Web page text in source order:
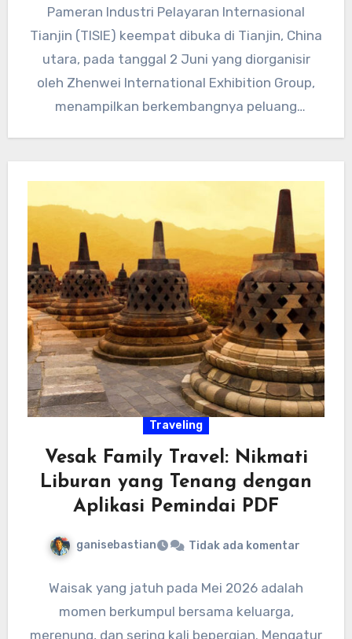
Pameran Industri Pelayaran Internasional
Tianjin (TISIE) keempat dibuka di Tianjin, China
utara, pada tanggal 2 Juni yang diorganisir
oleh Zhenwei International Exhibition Group,
menampilkan berkembangnya peluang
Traveling
Vesak Family Travel: Nikmati
Liburan yang Tenang dengan
Aplikasi Pemindai PDF
ganisebastian Tidak ada komentar
Waisak yang jatuh pada Mei 2026 adalah
momen berkumpul bersama keluarga,
merenung, dan sering kali bepergian. Mengatur